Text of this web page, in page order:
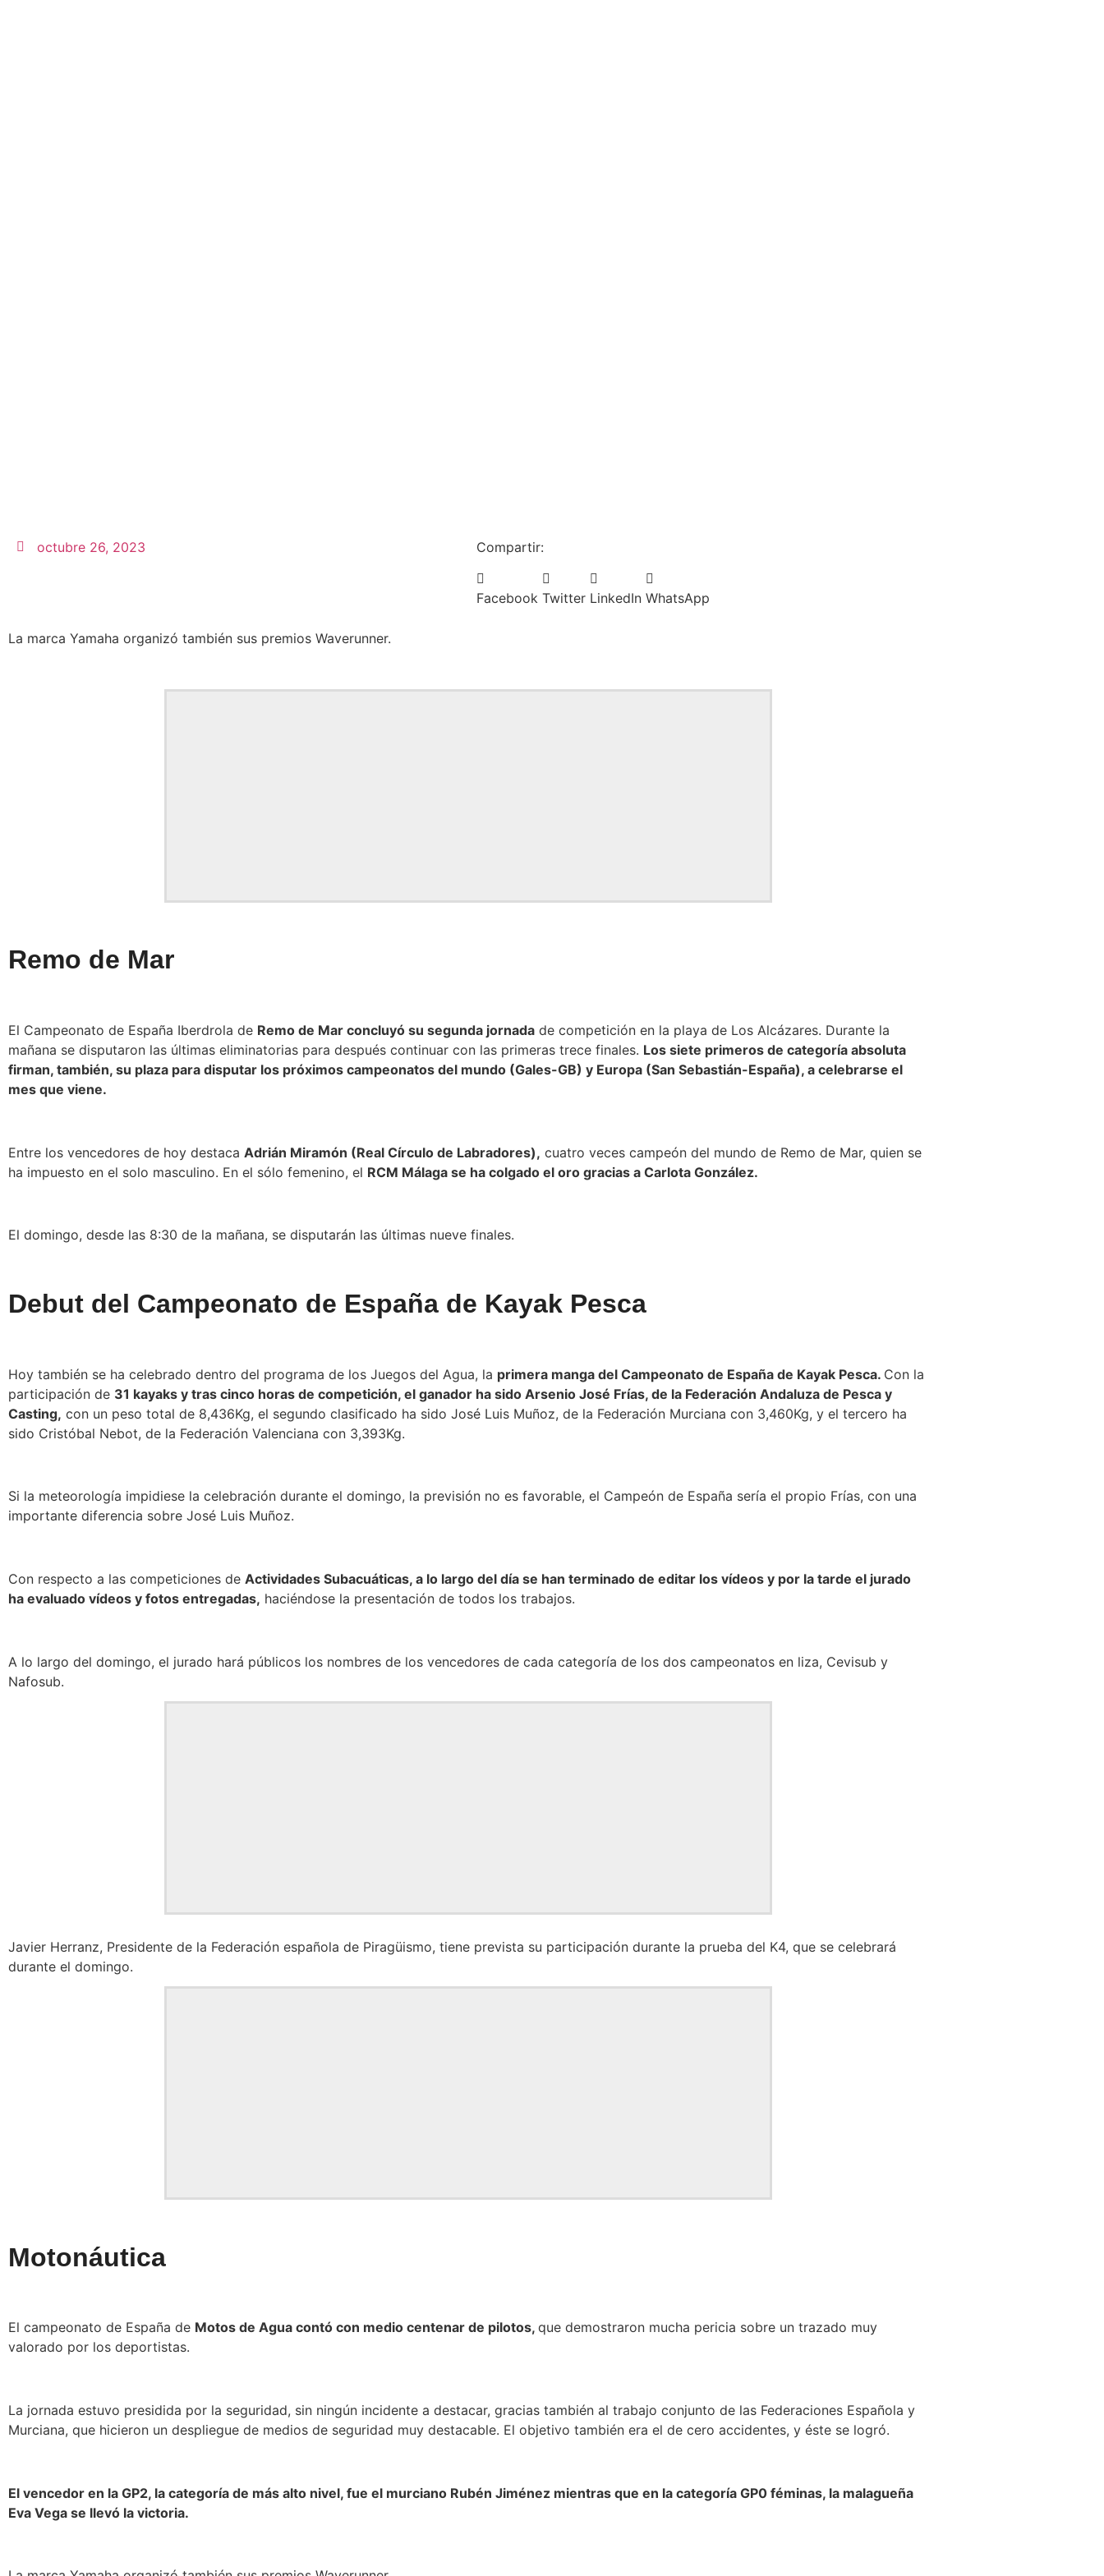
octubre 26, 2023 Compartir:
Facebook Twitter LinkedIn WhatsApp
La marca Yamaha organizó también sus premios Waverunner.
Remo de Mar
El Campeonato de España Iberdrola de Remo de Mar concluyó su segunda jornada de competición en la playa de Los Alcázares. Durante la
mañana se disputaron las últimas eliminatorias para después continuar con las primeras trece finales. Los siete primeros de categoría absoluta
firman, también, su plaza para disputar los próximos campeonatos del mundo (Gales-GB) y Europa (San Sebastián-España), a celebrarse el
mes que viene.
Entre los vencedores de hoy destaca Adrián Miramón (Real Círculo de Labradores), cuatro veces campeón del mundo de Remo de Mar, quien se
ha impuesto en el solo masculino. En el sólo femenino, el RCM Málaga se ha colgado el oro gracias a Carlota González.
El domingo, desde las 8:30 de la mañana, se disputarán las últimas nueve finales.
Debut del Campeonato de España de Kayak Pesca
Hoy también se ha celebrado dentro del programa de los Juegos del Agua, la primera manga del Campeonato de España de Kayak Pesca. Con la
participación de 31 kayaks y tras cinco horas de competición, el ganador ha sido Arsenio José Frías, de la Federación Andaluza de Pesca y
Casting, con un peso total de 8,436Kg, el segundo clasificado ha sido José Luis Muñoz, de la Federación Murciana con 3,460Kg, y el tercero ha
sido Cristóbal Nebot, de la Federación Valenciana con 3,393Kg.
Si la meteorología impidiese la celebración durante el domingo, la previsión no es favorable, el Campeón de España sería el propio Frías, con una
importante diferencia sobre José Luis Muñoz.
Con respecto a las competiciones de Actividades Subacuáticas, a lo largo del día se han terminado de editar los vídeos y por la tarde el jurado
ha evaluado vídeos y fotos entregadas, haciéndose la presentación de todos los trabajos.
A lo largo del domingo, el jurado hará públicos los nombres de los vencedores de cada categoría de los dos campeonatos en liza, Cevisub y
Nafosub.
Javier Herranz, Presidente de la Federación española de Piragüismo, tiene prevista su participación durante la prueba del K4, que se celebrará
durante el domingo.
Motonáutica
El campeonato de España de Motos de Agua contó con medio centenar de pilotos, que demostraron mucha pericia sobre un trazado muy
valorado por los deportistas.
La jornada estuvo presidida por la seguridad, sin ningún incidente a destacar, gracias también al trabajo conjunto de las Federaciones Española y
Murciana, que hicieron un despliegue de medios de seguridad muy destacable. El objetivo también era el de cero accidentes, y éste se logró.
El vencedor en la GP2, la categoría de más alto nivel, fue el murciano Rubén Jiménez mientras que en la categoría GP0 féminas, la malagueña
Eva Vega se llevó la victoria.